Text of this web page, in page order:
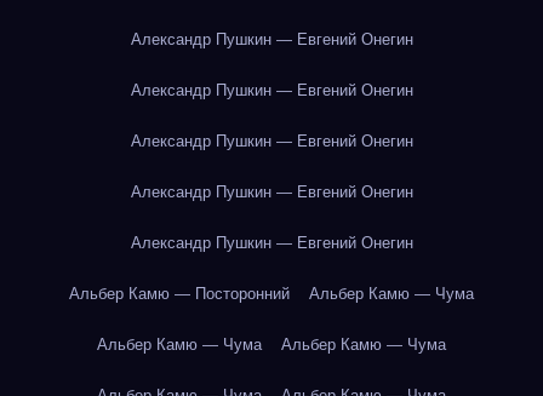
Александр Пушкин — Евгений Онегин
Александр Пушкин — Евгений Онегин
Александр Пушкин — Евгений Онегин
Александр Пушкин — Евгений Онегин
Александр Пушкин — Евгений Онегин
Альбер Камю — Посторонний Альбер Камю — Чума
Альбер Камю — Чума Альбер Камю — Чума